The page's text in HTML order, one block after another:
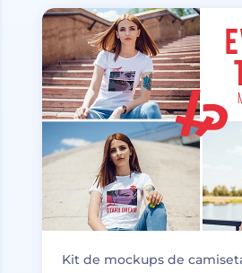
Kit de mockups de